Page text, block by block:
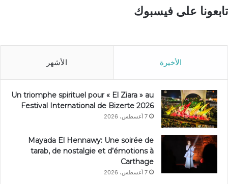
تابعونا على فيسبوك
الأخيرة الأشهر
Un triomphe spirituel pour « El Ziara » au
Festival International de Bizerte 2026
7 أغسطس، 2026
Mayada El Hennawy: Une soirée de
tarab, de nostalgie et d’émotions à
Carthage
7 أغسطس، 2026